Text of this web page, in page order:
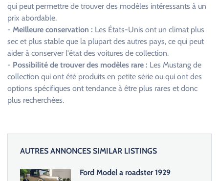
qui peut permettre de trouver des modèles intéressants à un
prix abordable.
- Meilleure conservation : Les États-Unis ont un climat plus
sec et plus stable que la plupart des autres pays, ce qui peut
aider à conserver l'état des voitures de collection.
- Possibilité de trouver des modèles rare : Les Mustang de
collection qui ont été produits en petite série ou qui ont des
options spécifiques ont tendance à être plus rares et donc
plus recherchées.
AUTRES ANNONCES SIMILAR LISTINGS
Ford Model a roadster 1929